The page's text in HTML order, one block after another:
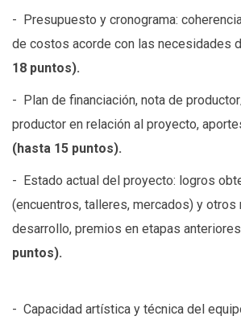
- Presupuesto y cronograma:
de costos acorde con las necesidades
18 puntos).
- Plan de financiación, nota de
productor en relación al proyecto,
(hasta 15 puntos).
- Estado actual del proyecto: logros
(encuentros, talleres, mercados) y otros
desarrollo, premios en etapas anteriores
puntos).
- Capacidad artística y técnica del